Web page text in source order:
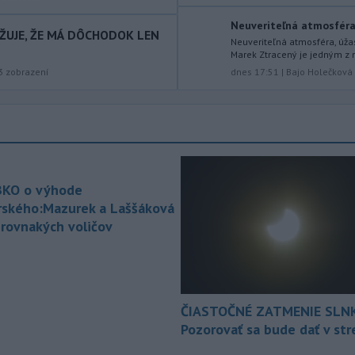
Po nočnom požiari v obci
Braväcovo v okrese Brezno, ktorý
zasiahol celkovo desať stavieb,
vyhlásila samospráva mimoriadnu
smere k festivalu Lovestream.
Vojenského technického a
Profesionálni hasiči z
Liptovského Mikuláša, Liptovského
ŽE MÁ DÔCHODOK LEN
zobrazení
Neuveriteľná
Neuveriteľná atmosféra,
Marek Ztracený je jedným
dnes 17:51 | Bajo Holečková
o výhode
a Laššáková
voličov
ČIASTOČNÉ ZATMENIE
Pozorovať sa bude dať v